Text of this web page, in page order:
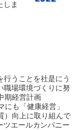
しま
行うことを社是にう
職場環境づくりに努
期経営計画
にも「健康経営」
）向上に取り組んで
ツエールカンパニー